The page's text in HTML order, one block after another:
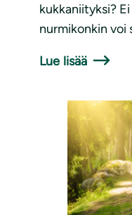
kukkaniityksi?
nurmikonkin voi
Lue lisää